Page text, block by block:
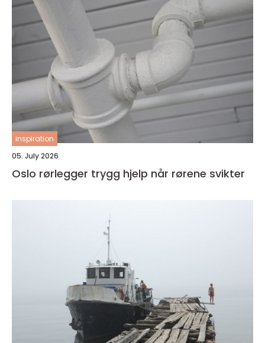
inspiration
05. July 2026
Oslo rørlegger trygg hjelp når rørene svikter